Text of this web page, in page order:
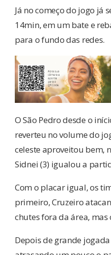
Já no começo do jogo já
14min, em um bate e
para o fundo das redes.
O São Pedro desde o
reverteu no volume do
celeste aproveitou bem,
Sidnei (3) igualou a
Com o placar igual, os
primeiro, Cruzeiro
chutes fora da área,
Depois de grande